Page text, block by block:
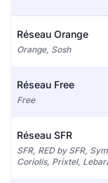
Réseau Orange
Orange, Sosh
Réseau Free
Free
Réseau SFR
SFR, RED by SFR,
Coriolis, Prixtel,